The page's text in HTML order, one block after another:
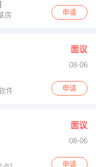
房地产开发有限公司
申请
面议
08-06
件园F2座B209室申请
面议
08-06
申请